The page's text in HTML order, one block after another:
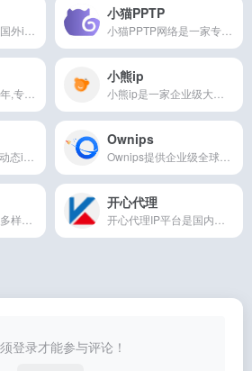
小猫PPTP
小熊ip
Ownips
开心代理
登录才能参与评论！